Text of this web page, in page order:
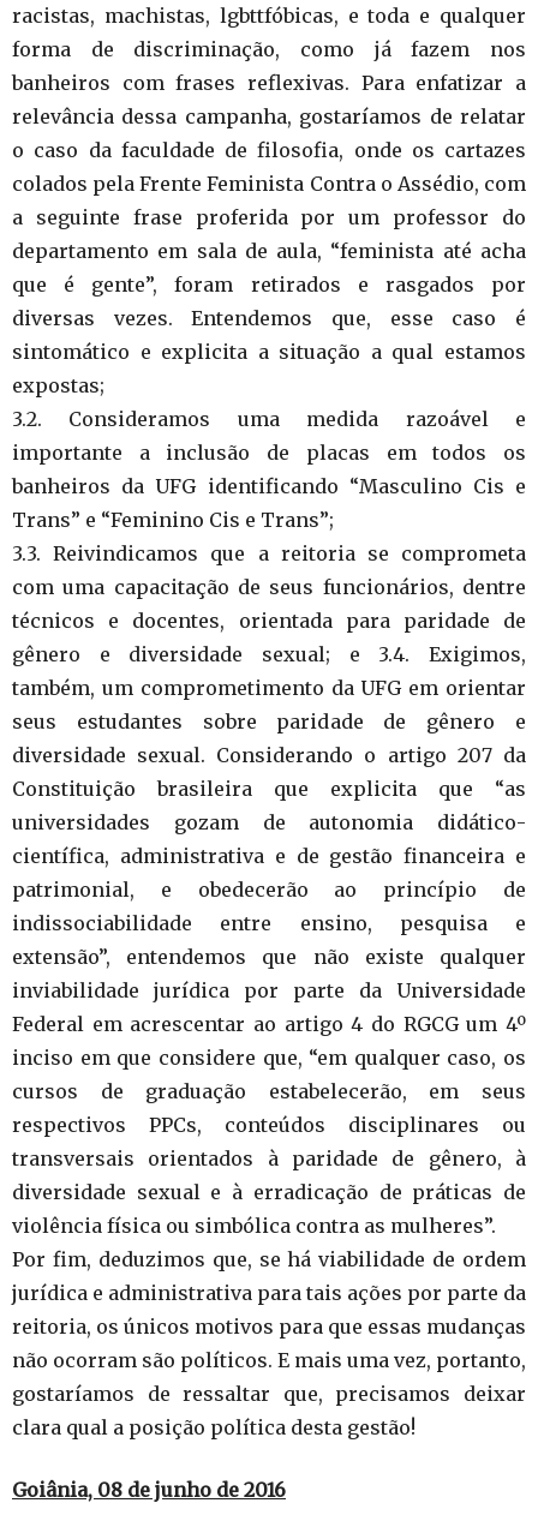
racistas, machistas, lgbttfóbicas, e toda e qualquer
forma de discriminação, como já fazem nos
banheiros com frases reflexivas. Para enfatizar a
relevância dessa campanha, gostaríamos de relatar
o caso da faculdade de filosofia, onde os cartazes
colados pela Frente Feminista Contra o Assédio, com
a seguinte frase proferida por um professor do
departamento em sala de aula, “feminista até acha
que é gente”, foram retirados e rasgados por
diversas vezes. Entendemos que, esse caso é
sintomático e explicita a situação a qual estamos
expostas;
3.2. Consideramos uma medida razoável e
importante a inclusão de placas em todos os
banheiros da UFG identificando “Masculino Cis e
Trans” e “Feminino Cis e Trans”;
3.3. Reivindicamos que a reitoria se comprometa
com uma capacitação de seus funcionários, dentre
técnicos e docentes, orientada para paridade de
gênero e diversidade sexual; e 3.4. Exigimos,
também, um comprometimento da UFG em orientar
seus estudantes sobre paridade de gênero e
diversidade sexual. Considerando o artigo 207 da
Constituição brasileira que explicita que “as
universidades gozam de autonomia didático-
científica, administrativa e de gestão financeira e
patrimonial, e obedecerão ao princípio de
indissociabilidade entre ensino, pesquisa e
extensão”, entendemos que não existe qualquer
inviabilidade jurídica por parte da Universidade
Federal em acrescentar ao artigo 4 do RGCG um 4º
inciso em que considere que, “em qualquer caso, os
cursos de graduação estabelecerão, em seus
respectivos PPCs, conteúdos disciplinares ou
transversais orientados à paridade de gênero, à
diversidade sexual e à erradicação de práticas de
violência física ou simbólica contra as mulheres”.
Por fim, deduzimos que, se há viabilidade de ordem
jurídica e administrativa para tais ações por parte da
reitoria, os únicos motivos para que essas mudanças
não ocorram são políticos. E mais uma vez, portanto,
gostaríamos de ressaltar que, precisamos deixar
clara qual a posição política desta gestão!
Goiânia, 08 de junho de 2016